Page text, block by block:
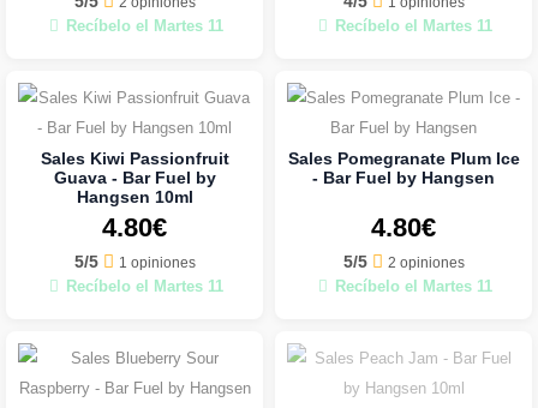
Recíbelo el Martes 11 Recíbelo el Martes 11
Sales Kiwi Passionfruit
Guava - Bar Fuel by
Hangsen 10ml
4.80€
5/5 1 opiniones
Recíbelo el Martes 11
Sales Pomegranate Plum Ice
- Bar Fuel by Hangsen
4.80€
5/5 2 opiniones
Recíbelo el Martes 11